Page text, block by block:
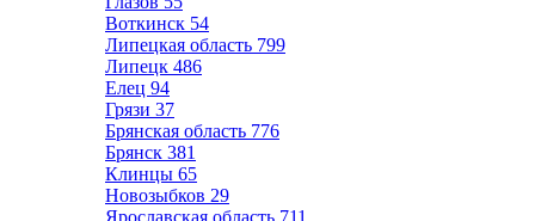
Воткинск 54
Липецкая область 799
Липецк 486
Елец 94
Грязи 37
Брянская область 776
Брянск 381
Клинцы 65
Новозыбков 29
Ярославская область 711